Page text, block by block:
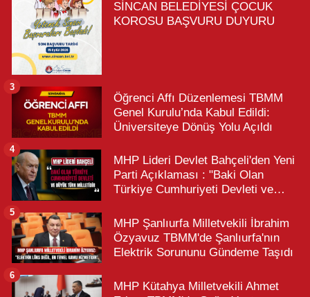
SİNCAN BELEDİYESİ ÇOCUK
KOROSU BAŞVURU DUYURU
Öğrenci Affı Düzenlemesi TBMM
Genel Kurulu’nda Kabul Edildi:
Üniversiteye Dönüş Yolu Açıldı
3
MHP Lideri Devlet Bahçeli'den Yeni
Parti Açıklaması : "Baki Olan
Türkiye Cumhuriyeti Devleti ve
4
MHP Şanlıurfa Milletvekili İbrahim
Özyavuz TBMM'de Şanlıurfa'nın
Elektrik Sorununu Gündeme Taşıdı
5
MHP Kütahya Milletvekili Ahmet
6